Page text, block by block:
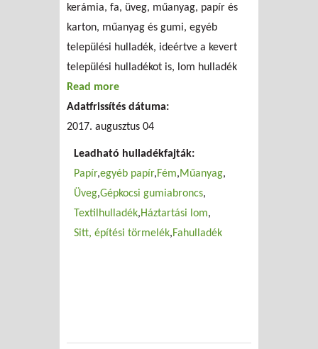
kerámia, fa, üveg, műanyag, papír és
karton, műanyag és gumi, egyéb
települési hulladék, ideértve a kevert
települési hulladékot is, lom hulladék
Read more
És Szolgáltato Költségvetési Szervezet
Adatfrissítés dátuma:
2017. augusztus 04
Leadható hulladékfajták:
Papír egyéb papír Fém Műanyag
Üveg Gépkocsi gumiabroncs
Textilhulladék Háztartási lom
Sitt, építési törmelék Fahulladék